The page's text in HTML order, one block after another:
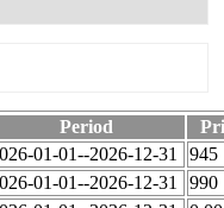
Period
01-01--2026-12-31 945
01-01--2026-12-31 990